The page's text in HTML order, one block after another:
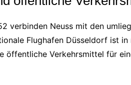
verbinden Neuss mit den
Flughafen Düsseldorf ist
öffentliche Verkehrsmittel für